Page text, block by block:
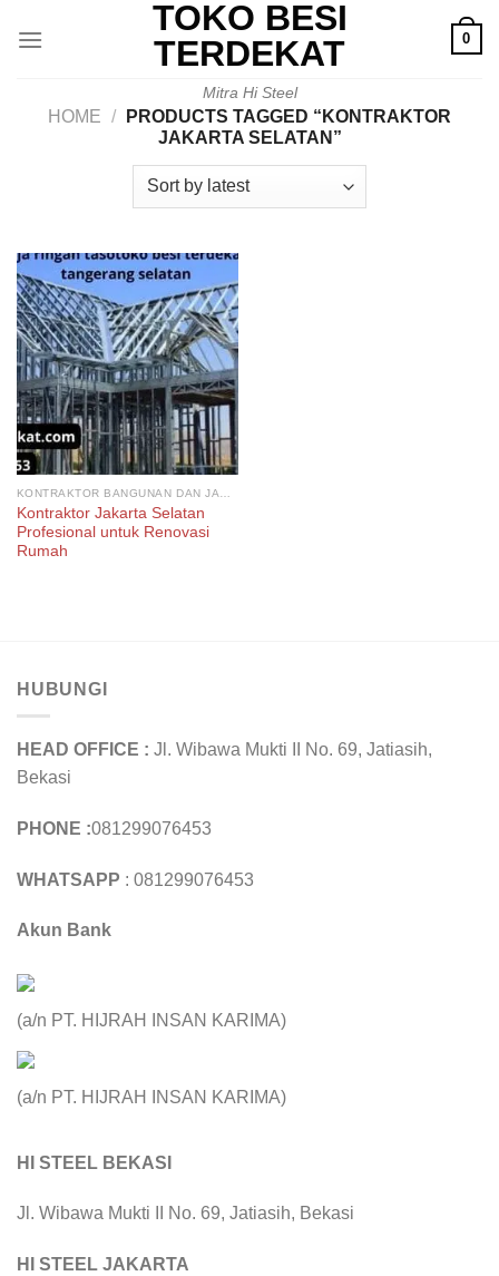
TOKO BESI
TERDEKAT
Mitra Hi Steel
0
HOME /
PRODUCTS TAGGED “KONTRAKTOR
JAKARTA SELATAN”
Kontraktor Jakarta Selatan
Profesional untuk Renovasi
Rumah
HUBUNGI
HEAD OFFICE : Jl. Wibawa Mukti II No. 69, Jatiasih,
Bekasi
PHONE :081299076453
WHATSAPP : 081299076453
Akun Bank
(a/n PT. HIJRAH INSAN KARIMA)
(a/n PT. HIJRAH INSAN KARIMA)
HI STEEL BEKASI
Jl. Wibawa Mukti II No. 69, Jatiasih, Bekasi
HI STEEL JAKARTA